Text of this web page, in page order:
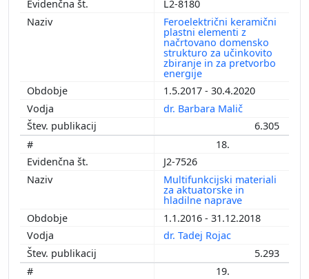
L2-8180
Feroelektrični keramični
plastni elementi z
načrtovano domensko
strukturo za učinkovito
zbiranje in za pretvorbo
energije
1.5.2017 - 30.4.2020
dr. Barbara Malič
6.305
18.
J2-7526
Multifunkcijski materiali
za aktuatorske in
hladilne naprave
1.1.2016 - 31.12.2018
dr. Tadej Rojac
5.293
19.